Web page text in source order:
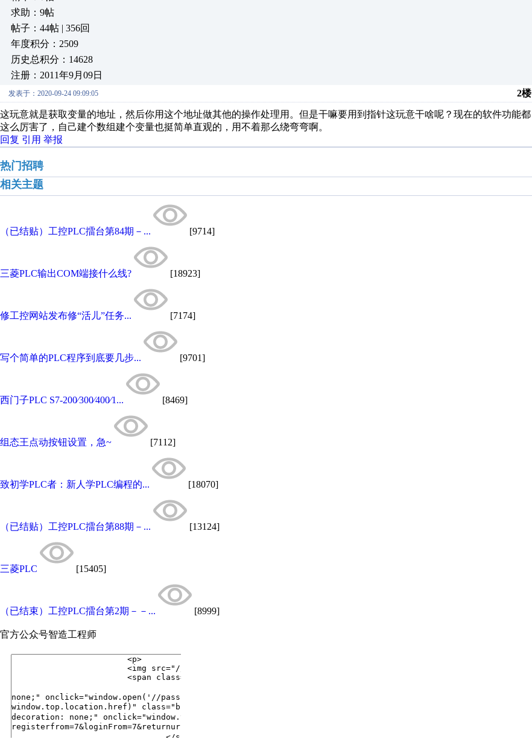
求助：9帖
帖子：44帖 | 356回
年度积分：2509
历史总积分：14628
注册：2011年9月09日
发表于：2020-09-24 09:09:05 2楼
这玩意就是获取变量的地址，然后你用这个地址做其他的操作处理用。但是干嘛要用到指针这玩意干啥呢？现在的软件功能都
这么厉害了，自己建个数组建个变量也挺简单直观的，用不着那么绕弯弯啊。
回复 引用 举报
热门招聘
相关主题
（已结贴）工控PLC擂台第84期－... [9714]
三菱PLC输出COM端接什么线? [18923]
修工控网站发布修“活儿”任务... [7174]
写个简单的PLC程序到底要几步... [9701]
西门子PLC S7-200∕300∕400∕1... [8469]
组态王点动按钮设置，急~ [7112]
致初学PLC者：新人学PLC编程的... [18070]
（已结贴）工控PLC擂台第88期－... [13124]
三菱PLC [15405]
（已结束）工控PLC擂台第2期－－... [8999]
官方公众号智造工程师